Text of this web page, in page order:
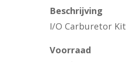
Beschrijving
I/O Carburetor Kit
Voorraad